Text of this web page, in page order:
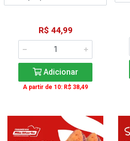
R$ 44,99
Adicionar
A partir de 10: R$ 38,49